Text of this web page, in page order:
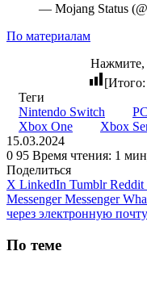
— Mojang Status
По материалам
Нажмите,
[Итого:
Теги
Nintendo Switch
PC
Xbox One
Xbox
15.03.2024
0 95 Время чтения: 1
Поделиться
X LinkedIn Tumblr Reddit
Messenger Messenger
через электронную почту
По теме